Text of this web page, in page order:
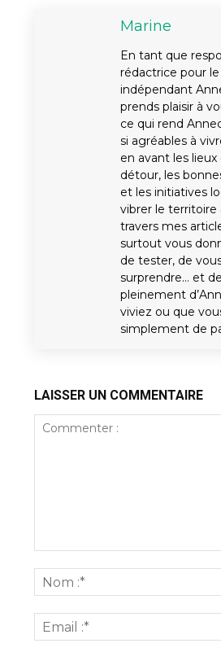
Marine
En tant que
rédactrice pour
indépendant
prends plaisir à
ce qui rend
si agréables à
en avant les
détour, les
et les initiatives
vibrer le territoire
travers mes
surtout vous
de tester, de
surprendre… et
pleinement
viviez ou que
simplement de
LAISSER UN COMMENTAIRE